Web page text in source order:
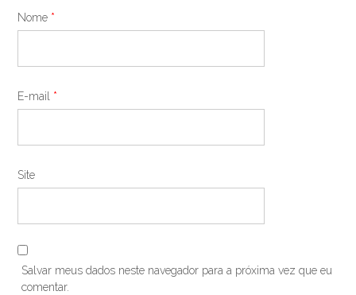
Nome *
E-mail *
Site
Salvar meus dados neste navegador para a próxima vez que eu
comentar.